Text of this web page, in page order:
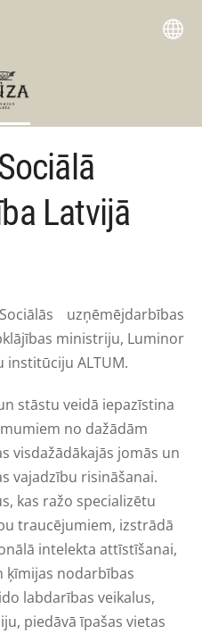
Latvijā
uzņēmējdarbības
ministriju, Luminor
ALTUM.
stāstu veidā iepazīstina
no dažādām
visdažādākajās jomās un
vajadzību risināšanai.
kas ražo specializētu
traucējumiem, izstrādā
intelekta attīstīšanai,
ķīmijas nodarbības
labdarības veikalus,
piedāvā īpašas vietas